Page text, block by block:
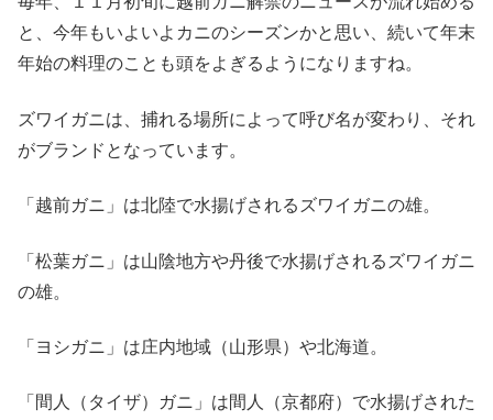
と、今年もいよいよカニのシーズンかと思い、続いて年末
年始の料理のことも頭をよぎるようになりますね。
ズワイガニは、捕れる場所によって呼び名が変わり、それ
がブランドとなっています。
「越前ガニ」は北陸で水揚げされるズワイガニの雄。
「松葉ガニ」は山陰地方や丹後で水揚げされるズワイガニ
の雄。
「ヨシガニ」は庄内地域（山形県）や北海道。
「間人（タイザ）ガニ」は間人（京都府）で水揚げされた